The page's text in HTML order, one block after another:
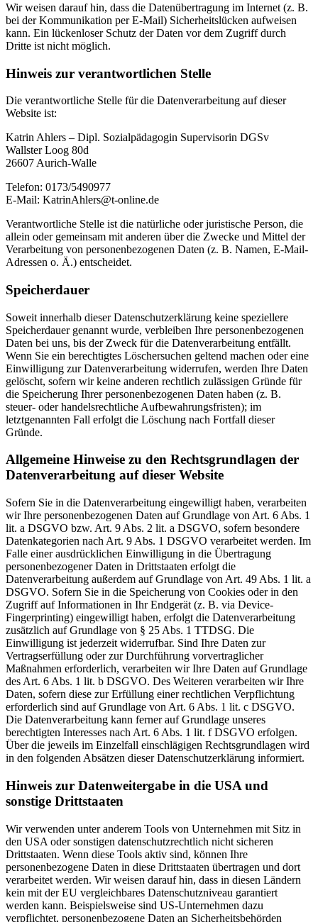
Wir weisen darauf hin, dass die Datenübertragung im Internet (z. B.
bei der Kommunikation per E-Mail) Sicherheitslücken aufweisen
kann. Ein lückenloser Schutz der Daten vor dem Zugriff durch
Dritte ist nicht möglich.
Hinweis zur verantwortlichen Stelle
Die verantwortliche Stelle für die Datenverarbeitung auf dieser
Website ist:
Katrin Ahlers – Dipl. Sozialpädagogin Supervisorin DGSv
Wallster Loog 80d
26607 Aurich-Walle
Telefon: 0173/5490977
E-Mail: KatrinAhlers@t-online.de
Verantwortliche Stelle ist die natürliche oder juristische Person, die
allein oder gemeinsam mit anderen über die Zwecke und Mittel der
Verarbeitung von personenbezogenen Daten (z. B. Namen, E-Mail-
Adressen o. Ä.) entscheidet.
Speicherdauer
Soweit innerhalb dieser Datenschutzerklärung keine speziellere
Speicherdauer genannt wurde, verbleiben Ihre personenbezogenen
Daten bei uns, bis der Zweck für die Datenverarbeitung entfällt.
Wenn Sie ein berechtigtes Löschersuchen geltend machen oder eine
Einwilligung zur Datenverarbeitung widerrufen, werden Ihre Daten
gelöscht, sofern wir keine anderen rechtlich zulässigen Gründe für
die Speicherung Ihrer personenbezogenen Daten haben (z. B.
steuer- oder handelsrechtliche Aufbewahrungsfristen); im
letztgenannten Fall erfolgt die Löschung nach Fortfall dieser
Gründe.
Allgemeine Hinweise zu den Rechtsgrundlagen der
Datenverarbeitung auf dieser Website
Sofern Sie in die Datenverarbeitung eingewilligt haben, verarbeiten
wir Ihre personenbezogenen Daten auf Grundlage von Art. 6 Abs. 1
lit. a DSGVO bzw. Art. 9 Abs. 2 lit. a DSGVO, sofern besondere
Datenkategorien nach Art. 9 Abs. 1 DSGVO verarbeitet werden. Im
Falle einer ausdrücklichen Einwilligung in die Übertragung
personenbezogener Daten in Drittstaaten erfolgt die
Datenverarbeitung außerdem auf Grundlage von Art. 49 Abs. 1 lit. a
DSGVO. Sofern Sie in die Speicherung von Cookies oder in den
Zugriff auf Informationen in Ihr Endgerät (z. B. via Device-
Fingerprinting) eingewilligt haben, erfolgt die Datenverarbeitung
zusätzlich auf Grundlage von § 25 Abs. 1 TTDSG. Die
Einwilligung ist jederzeit widerrufbar. Sind Ihre Daten zur
Vertragserfüllung oder zur Durchführung vorvertraglicher
Maßnahmen erforderlich, verarbeiten wir Ihre Daten auf Grundlage
des Art. 6 Abs. 1 lit. b DSGVO. Des Weiteren verarbeiten wir Ihre
Daten, sofern diese zur Erfüllung einer rechtlichen Verpflichtung
erforderlich sind auf Grundlage von Art. 6 Abs. 1 lit. c DSGVO.
Die Datenverarbeitung kann ferner auf Grundlage unseres
berechtigten Interesses nach Art. 6 Abs. 1 lit. f DSGVO erfolgen.
Über die jeweils im Einzelfall einschlägigen Rechtsgrundlagen wird
in den folgenden Absätzen dieser Datenschutzerklärung informiert.
Hinweis zur Datenweitergabe in die USA und
sonstige Drittstaaten
Wir verwenden unter anderem Tools von Unternehmen mit Sitz in
den USA oder sonstigen datenschutzrechtlich nicht sicheren
Drittstaaten. Wenn diese Tools aktiv sind, können Ihre
personenbezogene Daten in diese Drittstaaten übertragen und dort
verarbeitet werden. Wir weisen darauf hin, dass in diesen Ländern
kein mit der EU vergleichbares Datenschutzniveau garantiert
werden kann. Beispielsweise sind US-Unternehmen dazu
verpflichtet, personenbezogene Daten an Sicherheitsbehörden